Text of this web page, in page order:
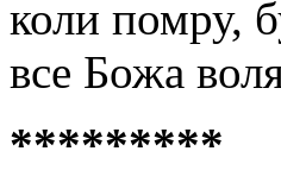
коли помру,
все Божа
*********